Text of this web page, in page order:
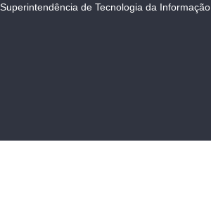
Superintendência de Tecnologia da Informação